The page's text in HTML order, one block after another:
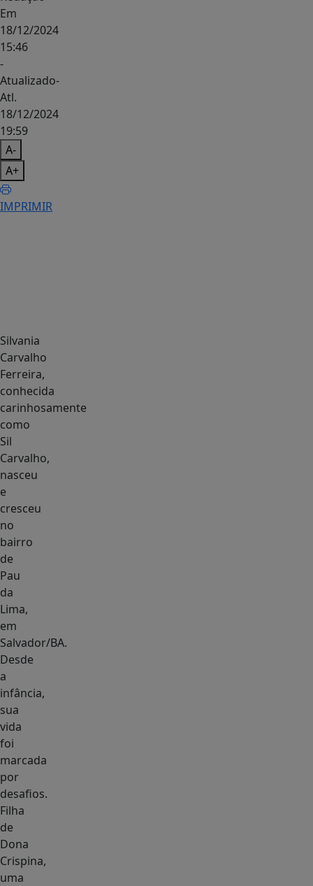
Em
18/12/2024
15:46
-
Atualizado-
Atl.
18/12/2024
19:59
A-
A+
IMPRIMIR
Silvania
Carvalho
Ferreira,
conhecida
carinhosamente
como
Sil
Carvalho,
nasceu
e
cresceu
no
bairro
de
Pau
da
Lima,
em
Salvador/BA.
Desde
a
infância,
sua
vida
foi
marcada
por
desafios.
Filha
de
Dona
Crispina,
uma